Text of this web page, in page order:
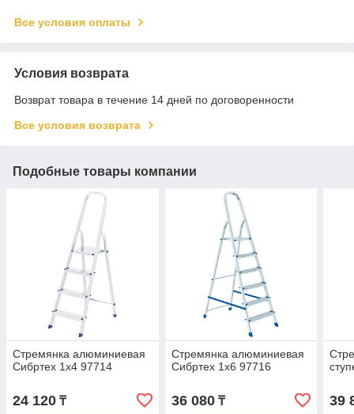
Все условия оплаты
Условия возврата
Возврат товара в течение 14 дней по договоренности
Все условия возврата
Подобные товары компании
Стремянка алюминиевая
Сибртех 1х4 97714
24 120 ₸
Стремянка алюминиевая
Сибртех 1х6 97716
36 080₸ 39